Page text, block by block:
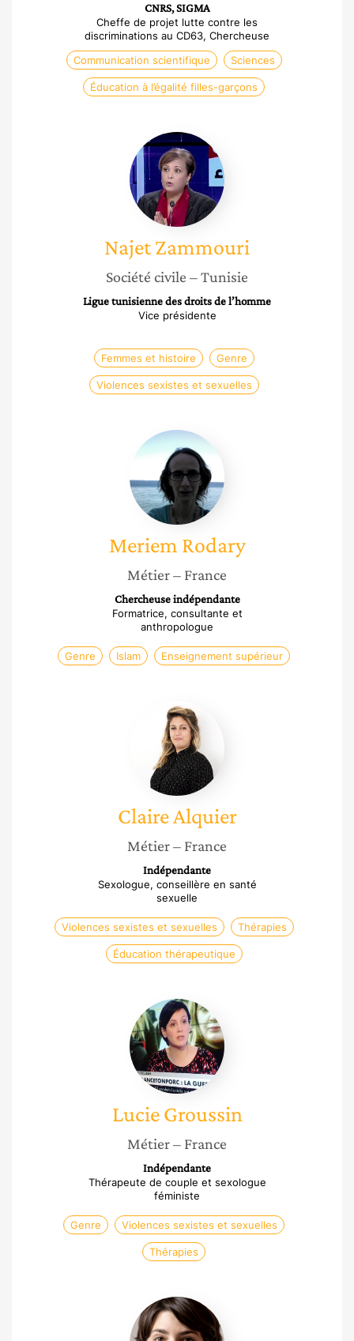
CNRS, SIGMA
Cheffe de projet lutte contre les
discriminations au CD63, Chercheuse
Communication scientifique
Sciences
Éducation à l’égalité filles-garçons
Najet
Zammouri
NajetZammouri
Société civile – Tunisie
Ligue tunisienne des droits de l’homme
Vice présidente
Femmes et histoire Genre
Violences sexistes et sexuelles
Meriem
Rodary
Meriem Rodary
Métier– France
Chercheuse indépendante
Formatrice, consultante et
anthropologue
Genre Islam Enseignement supérieur
Claire
Alquier
ClaireAlquier
Métier– France
Indépendante
Sexologue, conseillère en santé
sexuelle
Violences sexistes et sexuelles Thérapies
Éducation thérapeutique
Lucie
Groussin
Lucie Groussin
Métier– France
Indépendante
Thérapeute de couple et sexologue
féministe
Genre Violences sexistes et sexuelles
Thérapies
Amandine
Hancewicz